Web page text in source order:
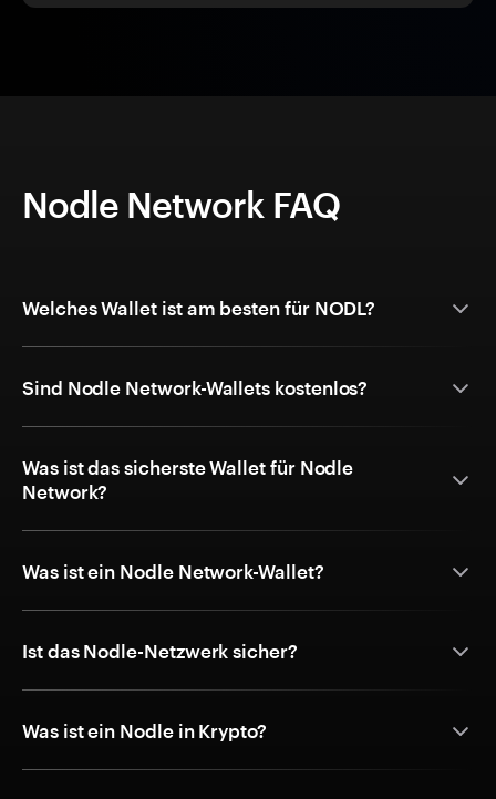
Nodle Network FAQ
Welches Wallet ist am besten für NODL?
Sind Nodle Network-Wallets kostenlos?
Was ist das sicherste Wallet für Nodle
Network?
Was ist ein Nodle Network-Wallet?
Ist das Nodle-Netzwerk sicher?
Was ist ein Nodle in Krypto?